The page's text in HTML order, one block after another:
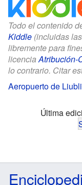
Todo el contenido
Kiddle (incluidas
libremente para
licenciaAtribución-
lo contrario. Citar
Aeropuerto de
Última